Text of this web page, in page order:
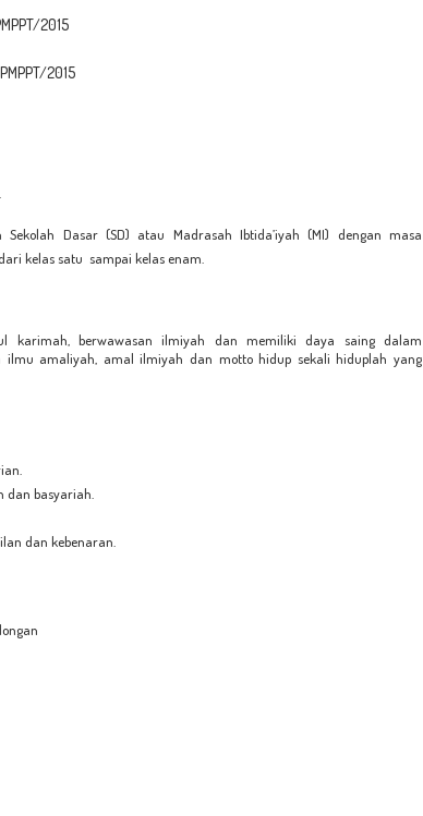
2015
2015
Dasar (SD) atau Madrasah Ibtida’iyah (MI) dengan masa
kelas satu sampai kelas enam.
karimah, berwawasan ilmiyah dan memiliki daya saing dalam
ilmu amaliyah, amal ilmiyah dan motto hidup sekali hiduplah yang
basyariah.
dan kebenaran.